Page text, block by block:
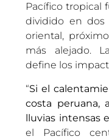
Pacífico tropical
dividido en dos
oriental,
más alejado.
define los
“Si el
costa peruana,
lluvias intensas
el Pacífico